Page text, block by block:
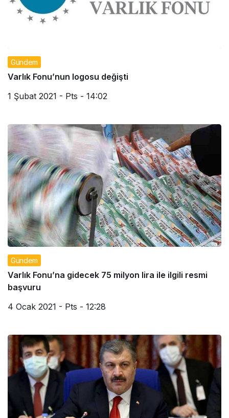
Gündem
Varlık Fonu’nun logosu değişti
1 Şubat 2021 - Pts - 14:02
Gündem
Varlık Fonu’na gidecek 75 milyon lira ile ilgili resmi
başvuru
4 Ocak 2021 - Pts - 12:28